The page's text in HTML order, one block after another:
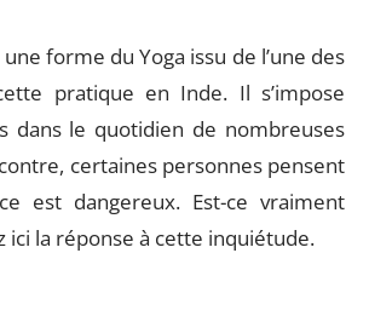
forme du Yoga issu de l’une des
pratique en Inde. Il s’impose
dans le quotidien de nombreuses
certaines personnes pensent
est dangereux. Est-ce vraiment
ici la réponse à cette inquiétude.